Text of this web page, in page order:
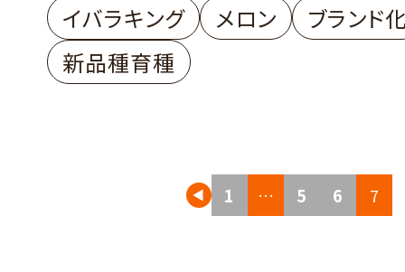
イバラキング メロン
ブランド
新品種育種
1 … 5 6 7